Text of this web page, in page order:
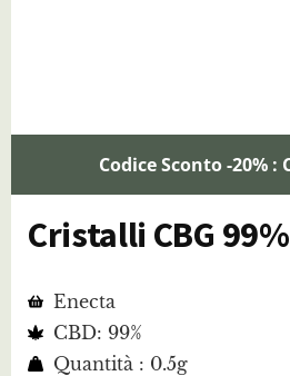
Codice Sconto -20% :
Cristalli CBG
Enecta
CBD: 99%
Quantità : 0.5g